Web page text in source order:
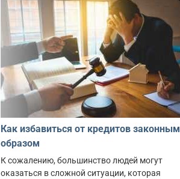
Как избавиться от кредитов законным
образом
К сожалению, большинство людей могут
оказаться в сложной ситуации, которая